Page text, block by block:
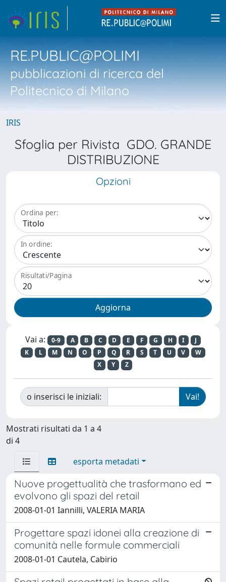
RE.PUBLIC@POLIMI
pubblicazioni di ricerca del
Politecnico di Milano
IRIS
Sfoglia per Rivista GDO. GRANDE
DISTRIBUZIONE
Opzioni
Ordina per:
In ordine:
Risultati/Pagina
Vai a: 0-9 A B C D E F G H I
J
K
L M N O P Q R S T U V
W
X
Y Z
o inserisci le iniziali:
Mostrati risultati da 1 a 4
di 4
esporta metadati
Nuove progettualità che trasformano ed
evolvono gli spazi del retail
2008-01-01 Iannilli, VALERIA MARIA
Progettare spazi idonei alla creazione di
comunità nelle formule commerciali
2008-01-01 Cautela, Cabirio